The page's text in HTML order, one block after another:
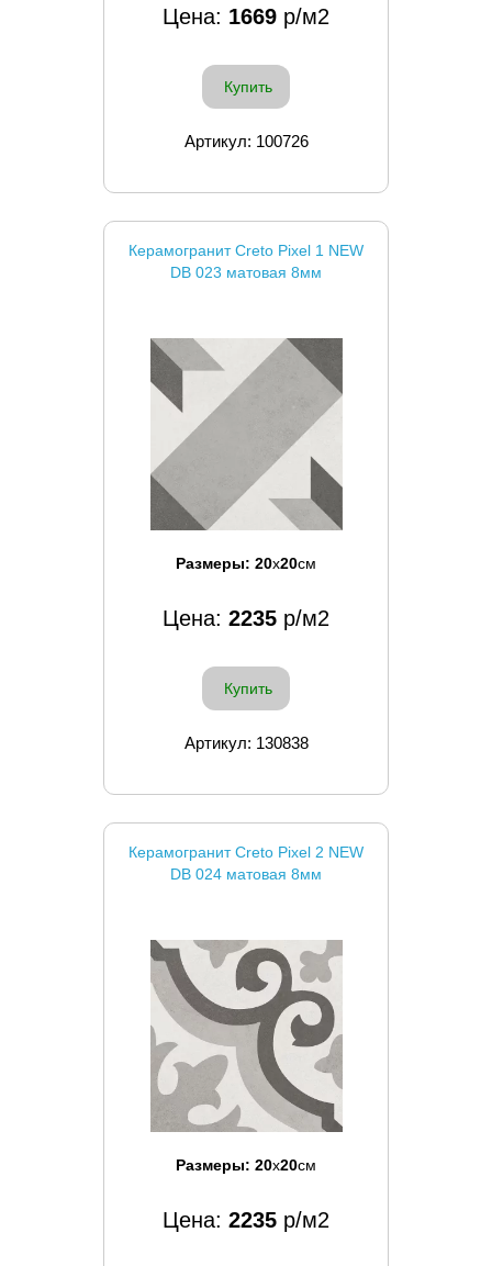
Цена: 1669 р/м2
Купить
Артикул: 100726
Керамогранит Creto Pixel 1 NEW
DB 023 матовая 8мм
Размеры: 20x20см
Цена: 2235 р/м2
Купить
Артикул: 130838
Керамогранит Creto Pixel 2 NEW
DB 024 матовая 8мм
Размеры: 20x20см
Цена: 2235 р/м2